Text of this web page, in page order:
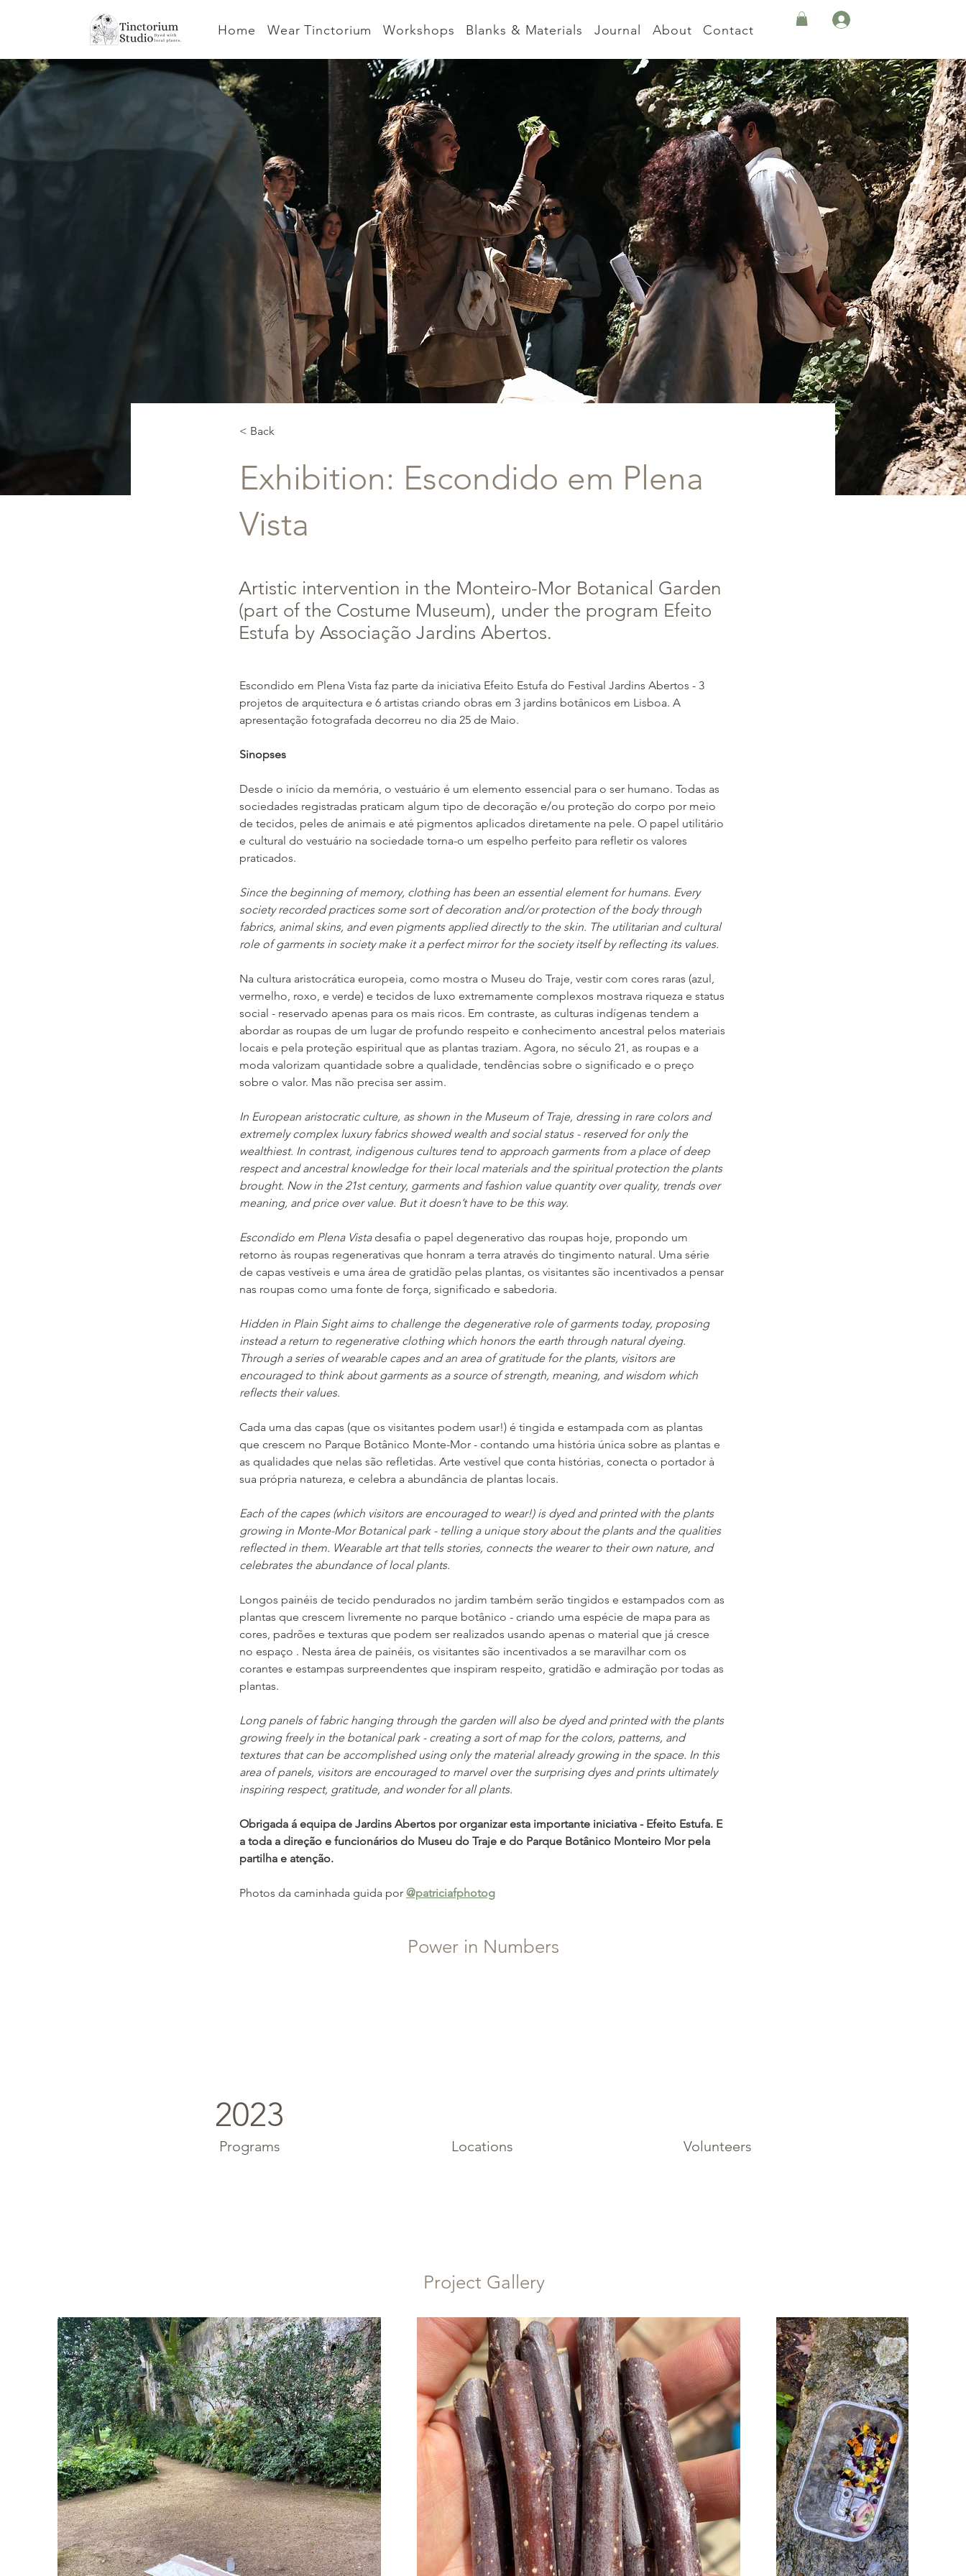
Home Wear Tinctorium Workshops Blanks & Materials Journal About Contact
< Back
Exhibition: Escondido em Plena
Vista
Artistic intervention in the Monteiro-Mor Botanical Garden
(part of the Costume Museum), under the program Efeito
Estufa by Associação Jardins Abertos.
Escondido em Plena Vista faz parte da iniciativa Efeito Estufa do Festival Jardins Abertos - 3
projetos de arquitectura e 6 artistas criando obras em 3 jardins botânicos em Lisboa. A
apresentação fotografada decorreu no dia 25 de Maio.
Sinopses
Desde o início da memória, o vestuário é um elemento essencial para o ser humano. Todas as
sociedades registradas praticam algum tipo de decoração e/ou proteção do corpo por meio
de tecidos, peles de animais e até pigmentos aplicados diretamente na pele. O papel utilitário
e cultural do vestuário na sociedade torna-o um espelho perfeito para refletir os valores
praticados.
Since the beginning of memory, clothing has been an essential element for humans. Every
society recorded practices some sort of decoration and/or protection of the body through
fabrics, animal skins, and even pigments applied directly to the skin. The utilitarian and cultural
role of garments in society make it a perfect mirror for the society itself by reflecting its values.
Na cultura aristocrática europeia, como mostra o Museu do Traje, vestir com cores raras (azul,
vermelho, roxo, e verde) e tecidos de luxo extremamente complexos mostrava riqueza e status
social - reservado apenas para os mais ricos. Em contraste, as culturas indígenas tendem a
abordar as roupas de um lugar de profundo respeito e conhecimento ancestral pelos materiais
locais e pela proteção espiritual que as plantas traziam. Agora, no século 21, as roupas e a
moda valorizam quantidade sobre a qualidade, tendências sobre o significado e o preço
sobre o valor. Mas não precisa ser assim.
In European aristocratic culture, as shown in the Museum of Traje, dressing in rare colors and
extremely complex luxury fabrics showed wealth and social status - reserved for only the
wealthiest. In contrast, indigenous cultures tend to approach garments from a place of deep
respect and ancestral knowledge for their local materials and the spiritual protection the plants
brought. Now in the 21st century, garments and fashion value quantity over quality, trends over
meaning, and price over value. But it doesn’t have to be this way.
Escondido em Plena Vista desafia o papel degenerativo das roupas hoje, propondo um
retorno às roupas regenerativas que honram a terra através do tingimento natural. Uma série
de capas vestíveis e uma área de gratidão pelas plantas, os visitantes são incentivados a pensar
nas roupas como uma fonte de força, significado e sabedoria.
Hidden in Plain Sight aims to challenge the degenerative role of garments today, proposing
instead a return to regenerative clothing which honors the earth through natural dyeing.
Through a series of wearable capes and an area of gratitude for the plants, visitors are
encouraged to think about garments as a source of strength, meaning, and wisdom which
reflects their values.
Cada uma das capas (que os visitantes podem usar!) é tingida e estampada com as plantas
que crescem no Parque Botânico Monte-Mor - contando uma história única sobre as plantas e
as qualidades que nelas são refletidas. Arte vestível que conta histórias, conecta o portador à
sua própria natureza, e celebra a abundância de plantas locais.
Each of the capes (which visitors are encouraged to wear!) is dyed and printed with the plants
growing in Monte-Mor Botanical park - telling a unique story about the plants and the qualities
reflected in them. Wearable art that tells stories, connects the wearer to their own nature, and
celebrates the abundance of local plants.
Longos painéis de tecido pendurados no jardim também serão tingidos e estampados com as
plantas que crescem livremente no parque botânico - criando uma espécie de mapa para as
cores, padrões e texturas que podem ser realizados usando apenas o material que já cresce
no espaço . Nesta área de painéis, os visitantes são incentivados a se maravilhar com os
corantes e estampas surpreendentes que inspiram respeito, gratidão e admiração por todas as
plantas.
Long panels of fabric hanging through the garden will also be dyed and printed with the plants
growing freely in the botanical park - creating a sort of map for the colors, patterns, and
textures that can be accomplished using only the material already growing in the space. In this
area of panels, visitors are encouraged to marvel over the surprising dyes and prints ultimately
inspiring respect, gratitude, and wonder for all plants.
Obrigada á equipa de Jardins Abertos por organizar esta importante iniciativa - Efeito Estufa. E
a toda a direção e funcionários do Museu do Traje e do Parque Botânico Monteiro Mor pela
partilha e atenção.
Photos da caminhada guida por @patriciafphotog
Power in Numbers
2023
Programs Locations Volunteers
Project Gallery